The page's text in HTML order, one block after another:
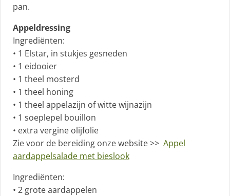
pan.
Appeldressing
Ingrediënten:
• 1 Elstar, in stukjes gesneden
• 1 eidooier
• 1 theel mosterd
• 1 theel honing
• 1 theel appelazijn of witte wijnazijn
• 1 soeplepel bouillon
• extra vergine olijfolie
Zie voor de bereiding onze website >> Appel
aardappelsalade met bieslook
Ingrediënten:
• 2 grote aardappelen